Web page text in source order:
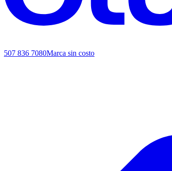
507 836 7080Marca sin costo